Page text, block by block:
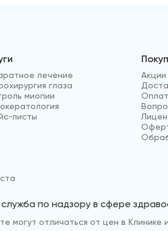
лечение
глаза
миопии
листы
Акции
по надзору в сфере
отличаться от цен в Клинике